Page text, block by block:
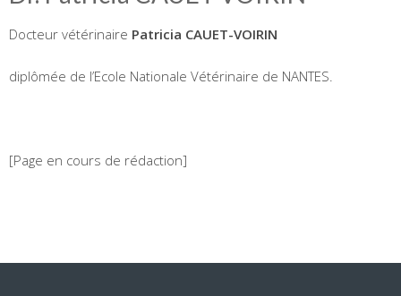
Docteur vétérinaire Patricia CAUET-VOIRIN
diplômée de l’Ecole Nationale Vétérinaire de NANTES.
[Page en cours de rédaction]